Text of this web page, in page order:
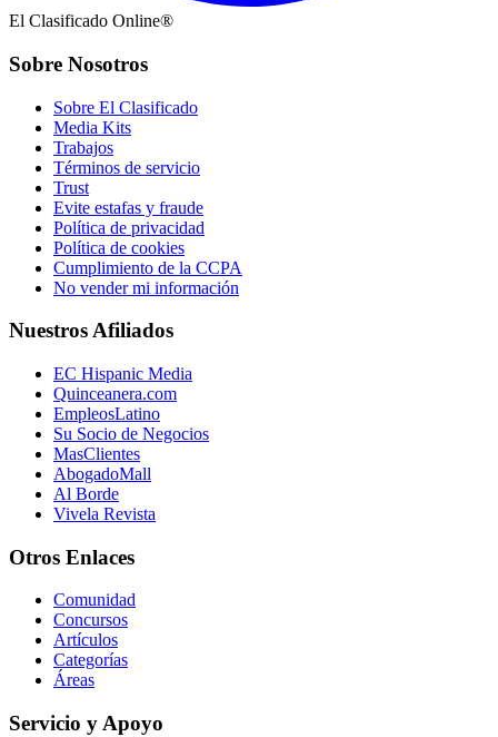
El Clasificado Online®
Sobre Nosotros
Sobre El Clasificado
Media Kits
Trabajos
Términos de servicio
Trust
Evite estafas y fraude
Política de privacidad
Política de cookies
Cumplimiento de la CCPA
No vender mi información
Nuestros Afiliados
EC Hispanic Media
Quinceanera.com
EmpleosLatino
Su Socio de Negocios
MasClientes
AbogadoMall
Al Borde
Vivela Revista
Otros Enlaces
Comunidad
Concursos
Artículos
Categorías
Áreas
Servicio y Apoyo